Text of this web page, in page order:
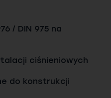
/ DIN 975 na
ciśnieniowych
do konstrukcji